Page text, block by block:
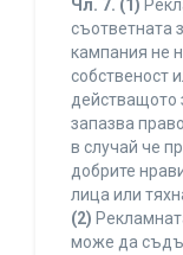
Чл. 7. (1)
съответната
кампания не
собственост
действащото
запазва
в случай че
добрите
лица или
(2)
може да